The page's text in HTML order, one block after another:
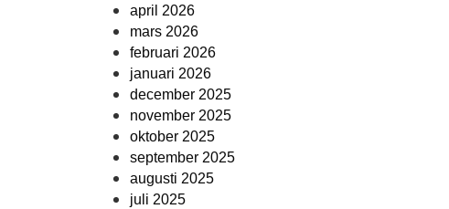
april 2026
mars 2026
februari 2026
januari 2026
december 2025
november 2025
oktober 2025
september 2025
augusti 2025
juli 2025